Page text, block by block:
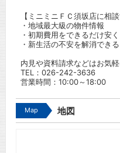
【ミニミニＦＣ須坂店に相
・地域最大級の物件情報
・初期費用をできるだけ安く
・新生活の不安を解消でき
内見や資料請求などはお気
TEL： 026-242-3636
営業時間：10:00～18:00
Map 地図